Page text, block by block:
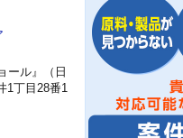
ール』（日
1丁目28番1